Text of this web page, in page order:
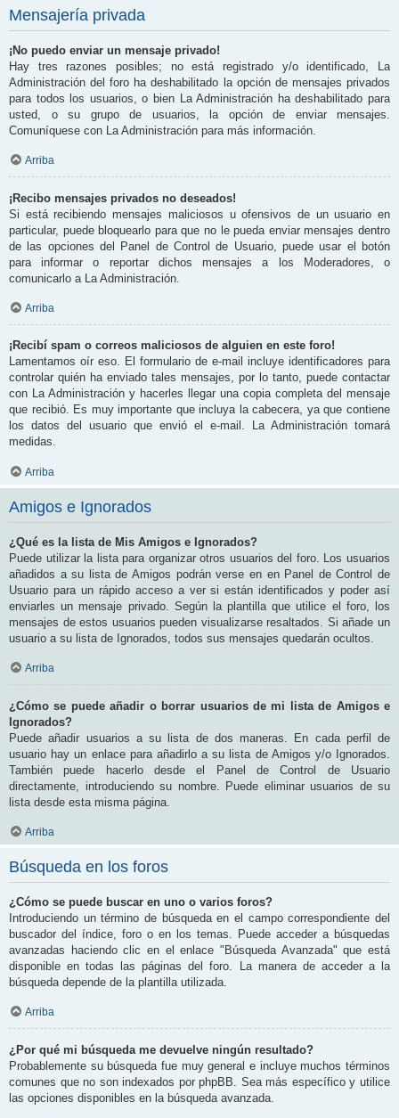
Mensajería privada
¡No puedo enviar un mensaje privado!
Hay tres razones posibles; no está registrado y/o identificado, La
Administración del foro ha deshabilitado la opción de mensajes privados
para todos los usuarios, o bien La Administración ha deshabilitado para
usted, o su grupo de usuarios, la opción de enviar mensajes.
Comuníquese con La Administración para más información.
Arriba
¡Recibo mensajes privados no deseados!
Si está recibiendo mensajes maliciosos u ofensivos de un usuario en
particular, puede bloquearlo para que no le pueda enviar mensajes dentro
de las opciones del Panel de Control de Usuario, puede usar el botón
para informar o reportar dichos mensajes a los Moderadores, o
comunicarlo a La Administración.
Arriba
¡Recibí spam o correos maliciosos de alguien en este foro!
Lamentamos oír eso. El formulario de e-mail incluye identificadores para
controlar quién ha enviado tales mensajes, por lo tanto, puede contactar
con La Administración y hacerles llegar una copia completa del mensaje
que recibió. Es muy importante que incluya la cabecera, ya que contiene
los datos del usuario que envió el e-mail. La Administración tomará
medidas.
Arriba
Amigos e Ignorados
¿Qué es la lista de Mis Amigos e Ignorados?
Puede utilizar la lista para organizar otros usuarios del foro. Los usuarios
añadidos a su lista de Amigos podrán verse en en Panel de Control de
Usuario para un rápido acceso a ver si están identificados y poder así
enviarles un mensaje privado. Según la plantilla que utilice el foro, los
mensajes de estos usuarios pueden visualizarse resaltados. Si añade un
usuario a su lista de Ignorados, todos sus mensajes quedarán ocultos.
Arriba
¿Cómo se puede añadir o borrar usuarios de mi lista de Amigos e
Ignorados?
Puede añadir usuarios a su lista de dos maneras. En cada perfil de
usuario hay un enlace para añadirlo a su lista de Amigos y/o Ignorados.
También puede hacerlo desde el Panel de Control de Usuario
directamente, introduciendo su nombre. Puede eliminar usuarios de su
lista desde esta misma página.
Arriba
Búsqueda en los foros
¿Cómo se puede buscar en uno o varios foros?
Introduciendo un término de búsqueda en el campo correspondiente del
buscador del índice, foro o en los temas. Puede acceder a búsquedas
avanzadas haciendo clic en el enlace "Búsqueda Avanzada" que está
disponible en todas las páginas del foro. La manera de acceder a la
búsqueda depende de la plantilla utilizada.
Arriba
¿Por qué mi búsqueda me devuelve ningún resultado?
Probablemente su búsqueda fue muy general e incluye muchos términos
comunes que no son indexados por phpBB. Sea más específico y utilice
las opciones disponibles en la búsqueda avanzada.